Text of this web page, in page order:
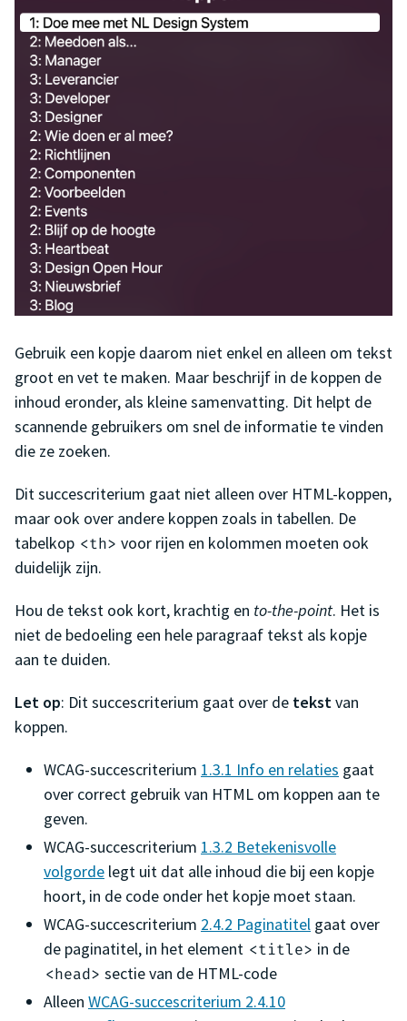
Gebruik een kopje daarom niet enkel en alleen om tekst
groot en vet te maken. Maar beschrijf in de koppen de
inhoud eronder, als kleine samenvatting. Dit helpt de
scannende gebruikers om snel de informatie te vinden
die ze zoeken.
Dit succescriterium gaat niet alleen over HTML-koppen,
maar ook over andere koppen zoals in tabellen. De
tabelkop <th> voor rijen en kolommen moeten ook
duidelijk zijn.
Hou de tekst ook kort, krachtig en to-the-point. Het is
niet de bedoeling een hele paragraaf tekst als kopje
aan te duiden.
Let op: Dit succescriterium gaat over de tekstvan
koppen.
WCAG-succescriterium 1.3.1 Info en relaties gaat
over correct gebruik van HTML om koppen aan te
geven.
WCAG-succescriterium 1.3.2 Betekenisvolle
volgorde legt uit dat alle inhoud die bij een kopje
hoort, in de code onder het kopje moet staan.
WCAG-succescriterium 2.4.2 Paginatitel gaat over
de paginatitel, in het element <title> in de
<head> sectie van de HTML-code
Alleen WCAG-succescriterium 2.4.10